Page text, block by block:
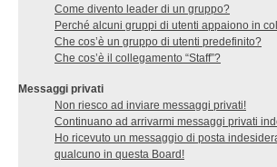
Come divento leader di un gruppo?
Perché alcuni gruppi di utenti appaiono in
Che cos’è un gruppo di utenti predefinito?
Che cos’è il collegamento “Staff”?
Messaggi privati
Non riesco ad inviare messaggi privati!
Continuano ad arrivarmi messaggi privati
Ho ricevuto un messaggio di posta
qualcuno in questa Board!